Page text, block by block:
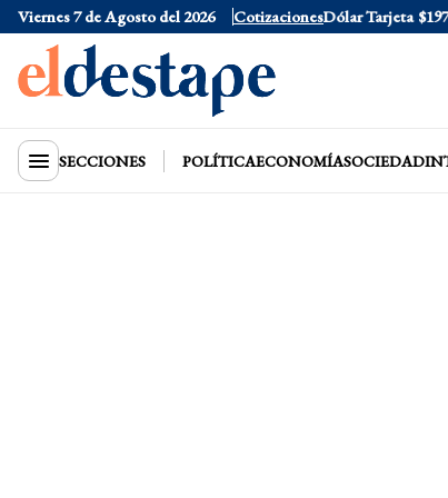
Viernes 7 de Agosto del 2026 Cotizaciones
Dólar Oficial $1520 Dólar Tarjeta $1976
SECCIONES POLÍTICAECONOMÍASOCIEDAD